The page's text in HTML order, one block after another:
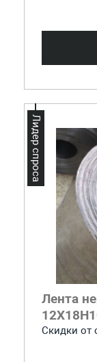
Лента
Скидки от
Лидер спроса